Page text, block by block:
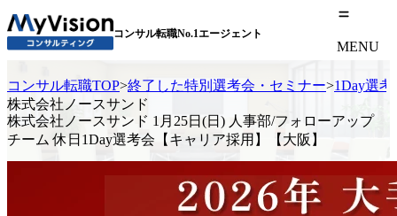
コンサル転職No.1エージェント
MENU
コンサル転職TOP>終了した特別選考会・セミナー>1Day選考
株式会社ノースサンド
株式会社ノースサンド 1月25日(日) 人事部/フォローアップ
チーム 休日1Day選考会【キャリア採用】【大阪】